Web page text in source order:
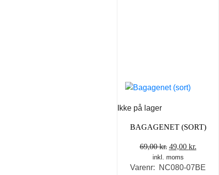
Ikke på lager
BAGAGENET (SORT)
69,00kr. Den
oprindelige
pris
49,00 kr.
pris
inkl. moms
Varenr: NC080-07BE